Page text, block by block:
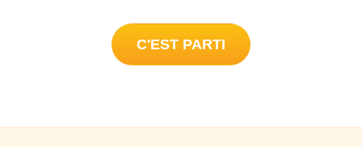
C'EST PARTI